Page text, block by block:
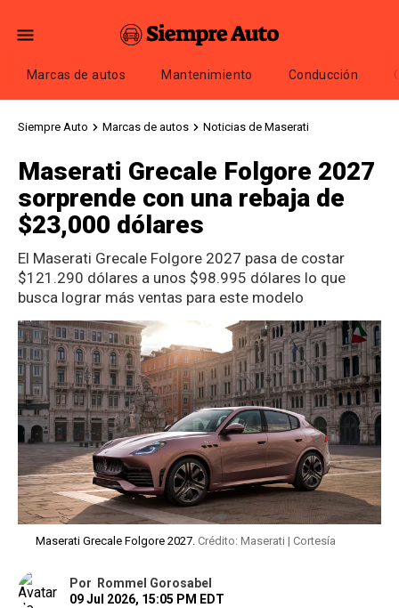
Marcas de autos Mantenimiento Conducción
Siempre Auto Marcas de autos Noticias de Maserati
Maserati Grecale Folgore 2027
sorprende con una rebaja de
$23,000 dólares
El Maserati Grecale Folgore 2027 pasa de costar
$121.290 dólares a unos $98.995 dólares lo que
busca lograr más ventas para este modelo
Maserati Grecale Folgore 2027. Crédito: Maserati | Cortesía
Por
Rommel Gorosabel
09 Jul 2026, 15:05 PM EDT